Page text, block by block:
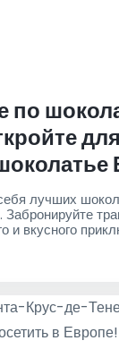
по
лучших
и вкусного